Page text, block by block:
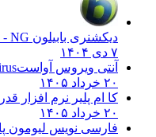
دیکشنری بابیلون NG - فرهنگ لغت کامپیوتر
۷ دی ۱۴۰۴
آنتی ویروس آواست
۲۰ خرداد ۱۴۰۵
کا ام پلیر نرم افزار
۲۰ خرداد ۱۴۰۵
فارسی نویس لیومون